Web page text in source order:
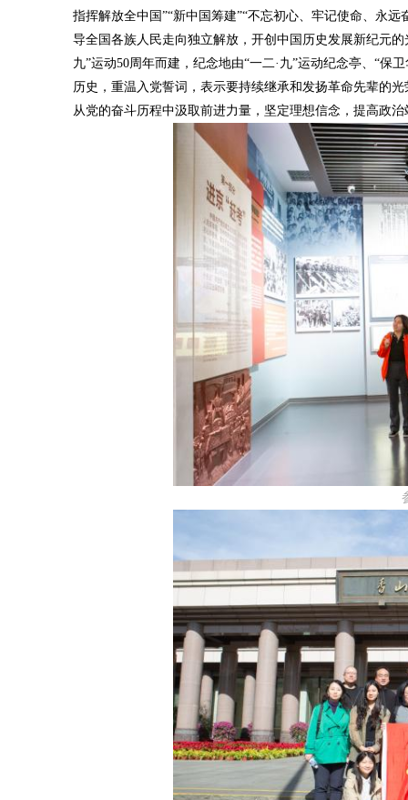
指挥解放全中国”“新中国筹建”“不忘初心、牢记使命、永
导全国各族人民走向独立解放，开创中国历史发展新纪元
九”运动50周年而建，纪念地由“一二·九”运动纪念亭、“
历史，重温入党誓词，表示要持续继承和发扬革命先辈的
从党的奋斗历程中汲取前进力量，坚定理想信念，提高政